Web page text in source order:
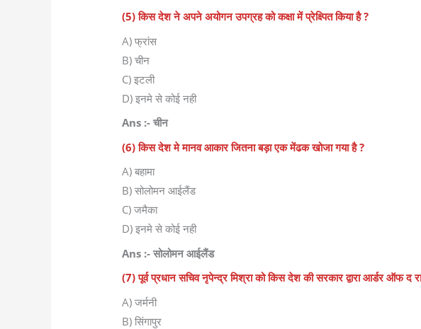
(5) किस देश ने अपने अयोगन उपग्रह को कक्षा में प्रेक्ष्पित किया है ?
A) फ्रांस
B) चीन
C) इटली
D) इनमे से कोई नही
Ans :- चीन
(6) किस देश मे मानव आकार जितना बड़ा एक मेंढक खोजा गया है ?
A) बहामा
B) सोलोमन आईलैंड
C) जमैका
D) इनमे से कोई नही
Ans :- सोलोमन आईलैंड
(7) पूर्व प्रधान सचिव नृपेन्द्र मिश्रा को किस देश की सरकार द्वारा आर्डर ऑफ द
A) जर्मनी
B) सिंगापुर